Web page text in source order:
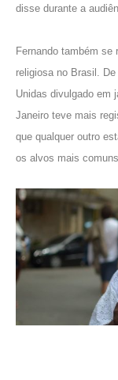
disse durante a
Fernando também se
religiosa no Brasil.
Unidas divulgado em
Janeiro teve mais
que qualquer outro
os alvos mais